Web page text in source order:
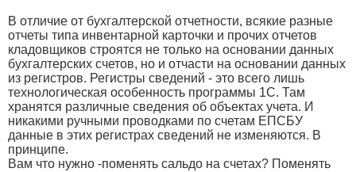
В отличие от бухгалтерской отчетности, всякие разные
отчеты типа инвентарной карточки и прочих отчетов
кладовщиков строятся не только на основании данных
бухгалтерских счетов, но и отчасти на основании данных
из регистров. Регистры сведений - это всего лишь
технологическая особенность программы 1С. Там
хранятся различные сведения об объектах учета. И
никакими ручными проводками по счетам ЕПСБУ
данные в этих регистрах сведений не изменяются. В
принципе.
Вам что нужно -поменять сальдо на счетах? Поменять